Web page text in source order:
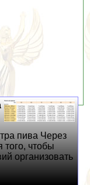
пива Через
того, чтобы
организовать